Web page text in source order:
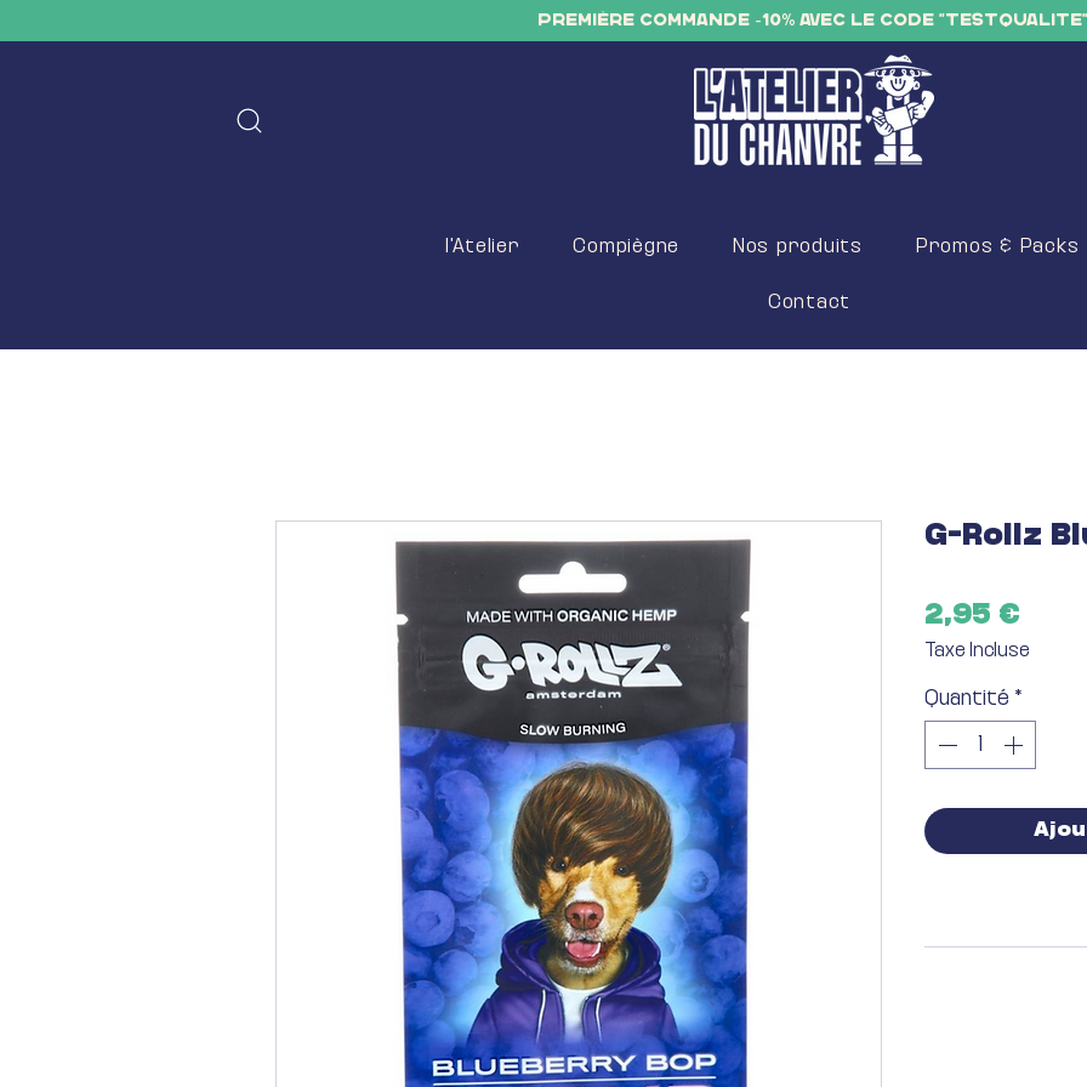
PREMIÈRE COMMANDE -10% AVEC LE CODE "TESTQUALITE"
l'Atelier Compiègne Nos produits Promos & Packs
Contact
G-Rollz
2,95 €
Taxe Incluse
Quantité *